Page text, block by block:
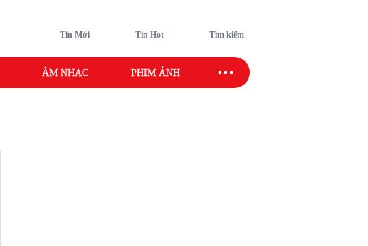
Tin Mới Tin Hot Tìm kiếm
ÂM NHẠC PHIM ẢNH SAO SPORT